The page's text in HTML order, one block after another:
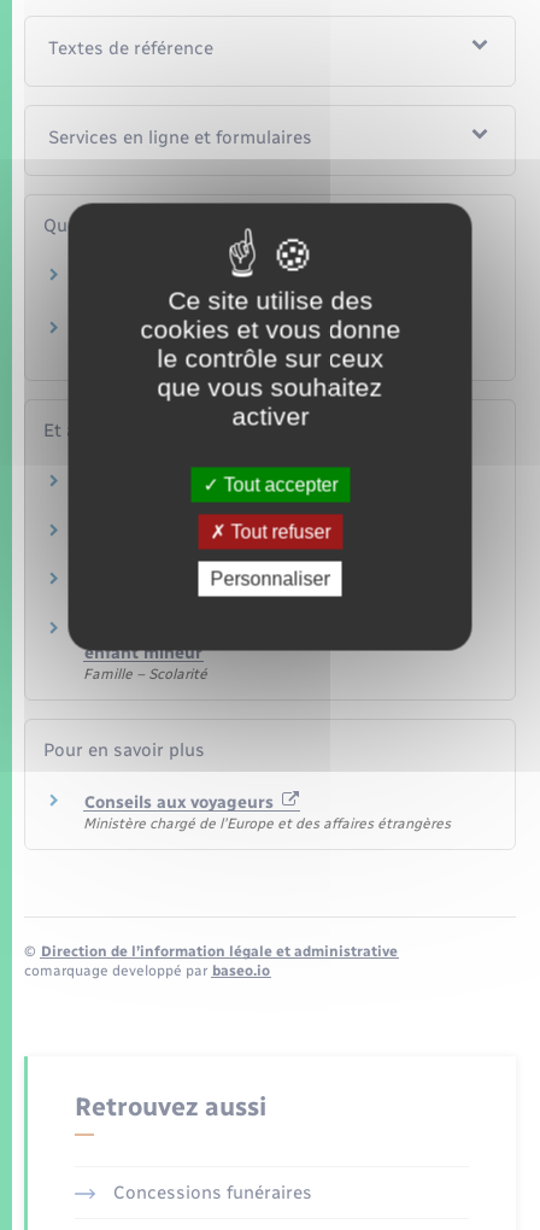
Textes de référence
Services en ligne et formulaires
Questions ? Réponses !
Covid et interdictions de voyages : quelles sont
les règles ?
Avec quels documents un mineur français
peut-il voyager à l'étranger ?
Et aussi
Voyager à l'étranger
Étranger – Europe
Carte d'identité
Papiers – Citoyenneté – Élections
Papiers – Citoyenneté – Élections
enfant mineur
Famille – Scolarité
Pour en savoir plus
Conseils aux voyageurs
Ministère chargé de l'Europe et des affaires étrangères
© Direction de l’information légale et administrative
comarquage developpé par baseo.io
Retrouvez aussi
Concessions funéraires
Ce site utilise des
cookies et vous donne
le contrôle sur ceux
que vous souhaitez
activer
Tout accepter
Tout refuser
Personnaliser